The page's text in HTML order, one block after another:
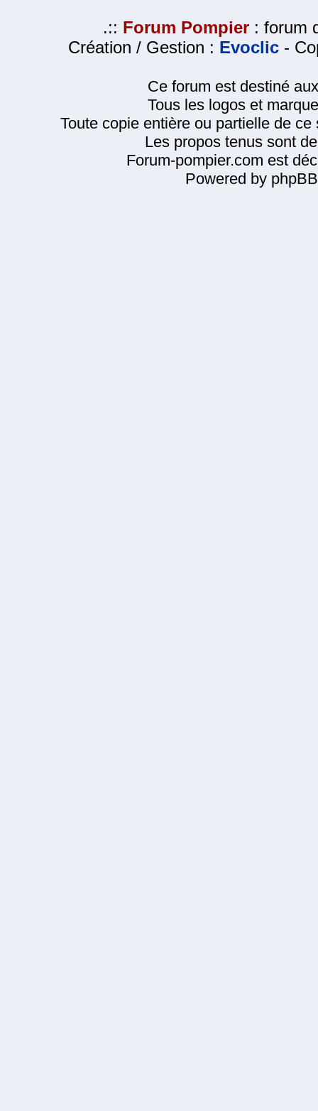
.:: Forum Pompier : forum
Création / Gestion : Evoclic -
Ce forum est destiné
Tous les logos et
Toute copie entière ou partielle de
Les propos tenus sont
Forum-pompier.com est
Powered by